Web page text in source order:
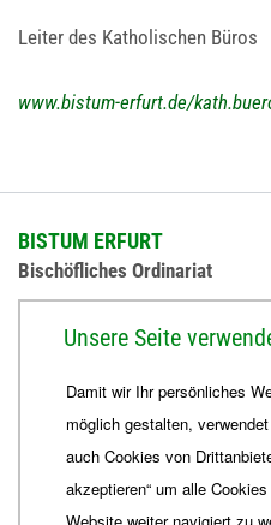
Leiter des Katholischen Büros
www.bistum-erfurt.de/
BISTUM ERFURT
Bischöfliches Ordinariat
+49 361 6572-444
ordinariat Bistum-
Unsere Seite
Damit wir Ihr persönliches
möglich gestalten,
auch Cookies von
akzeptieren“ um alle
Website weiter navigiert zu